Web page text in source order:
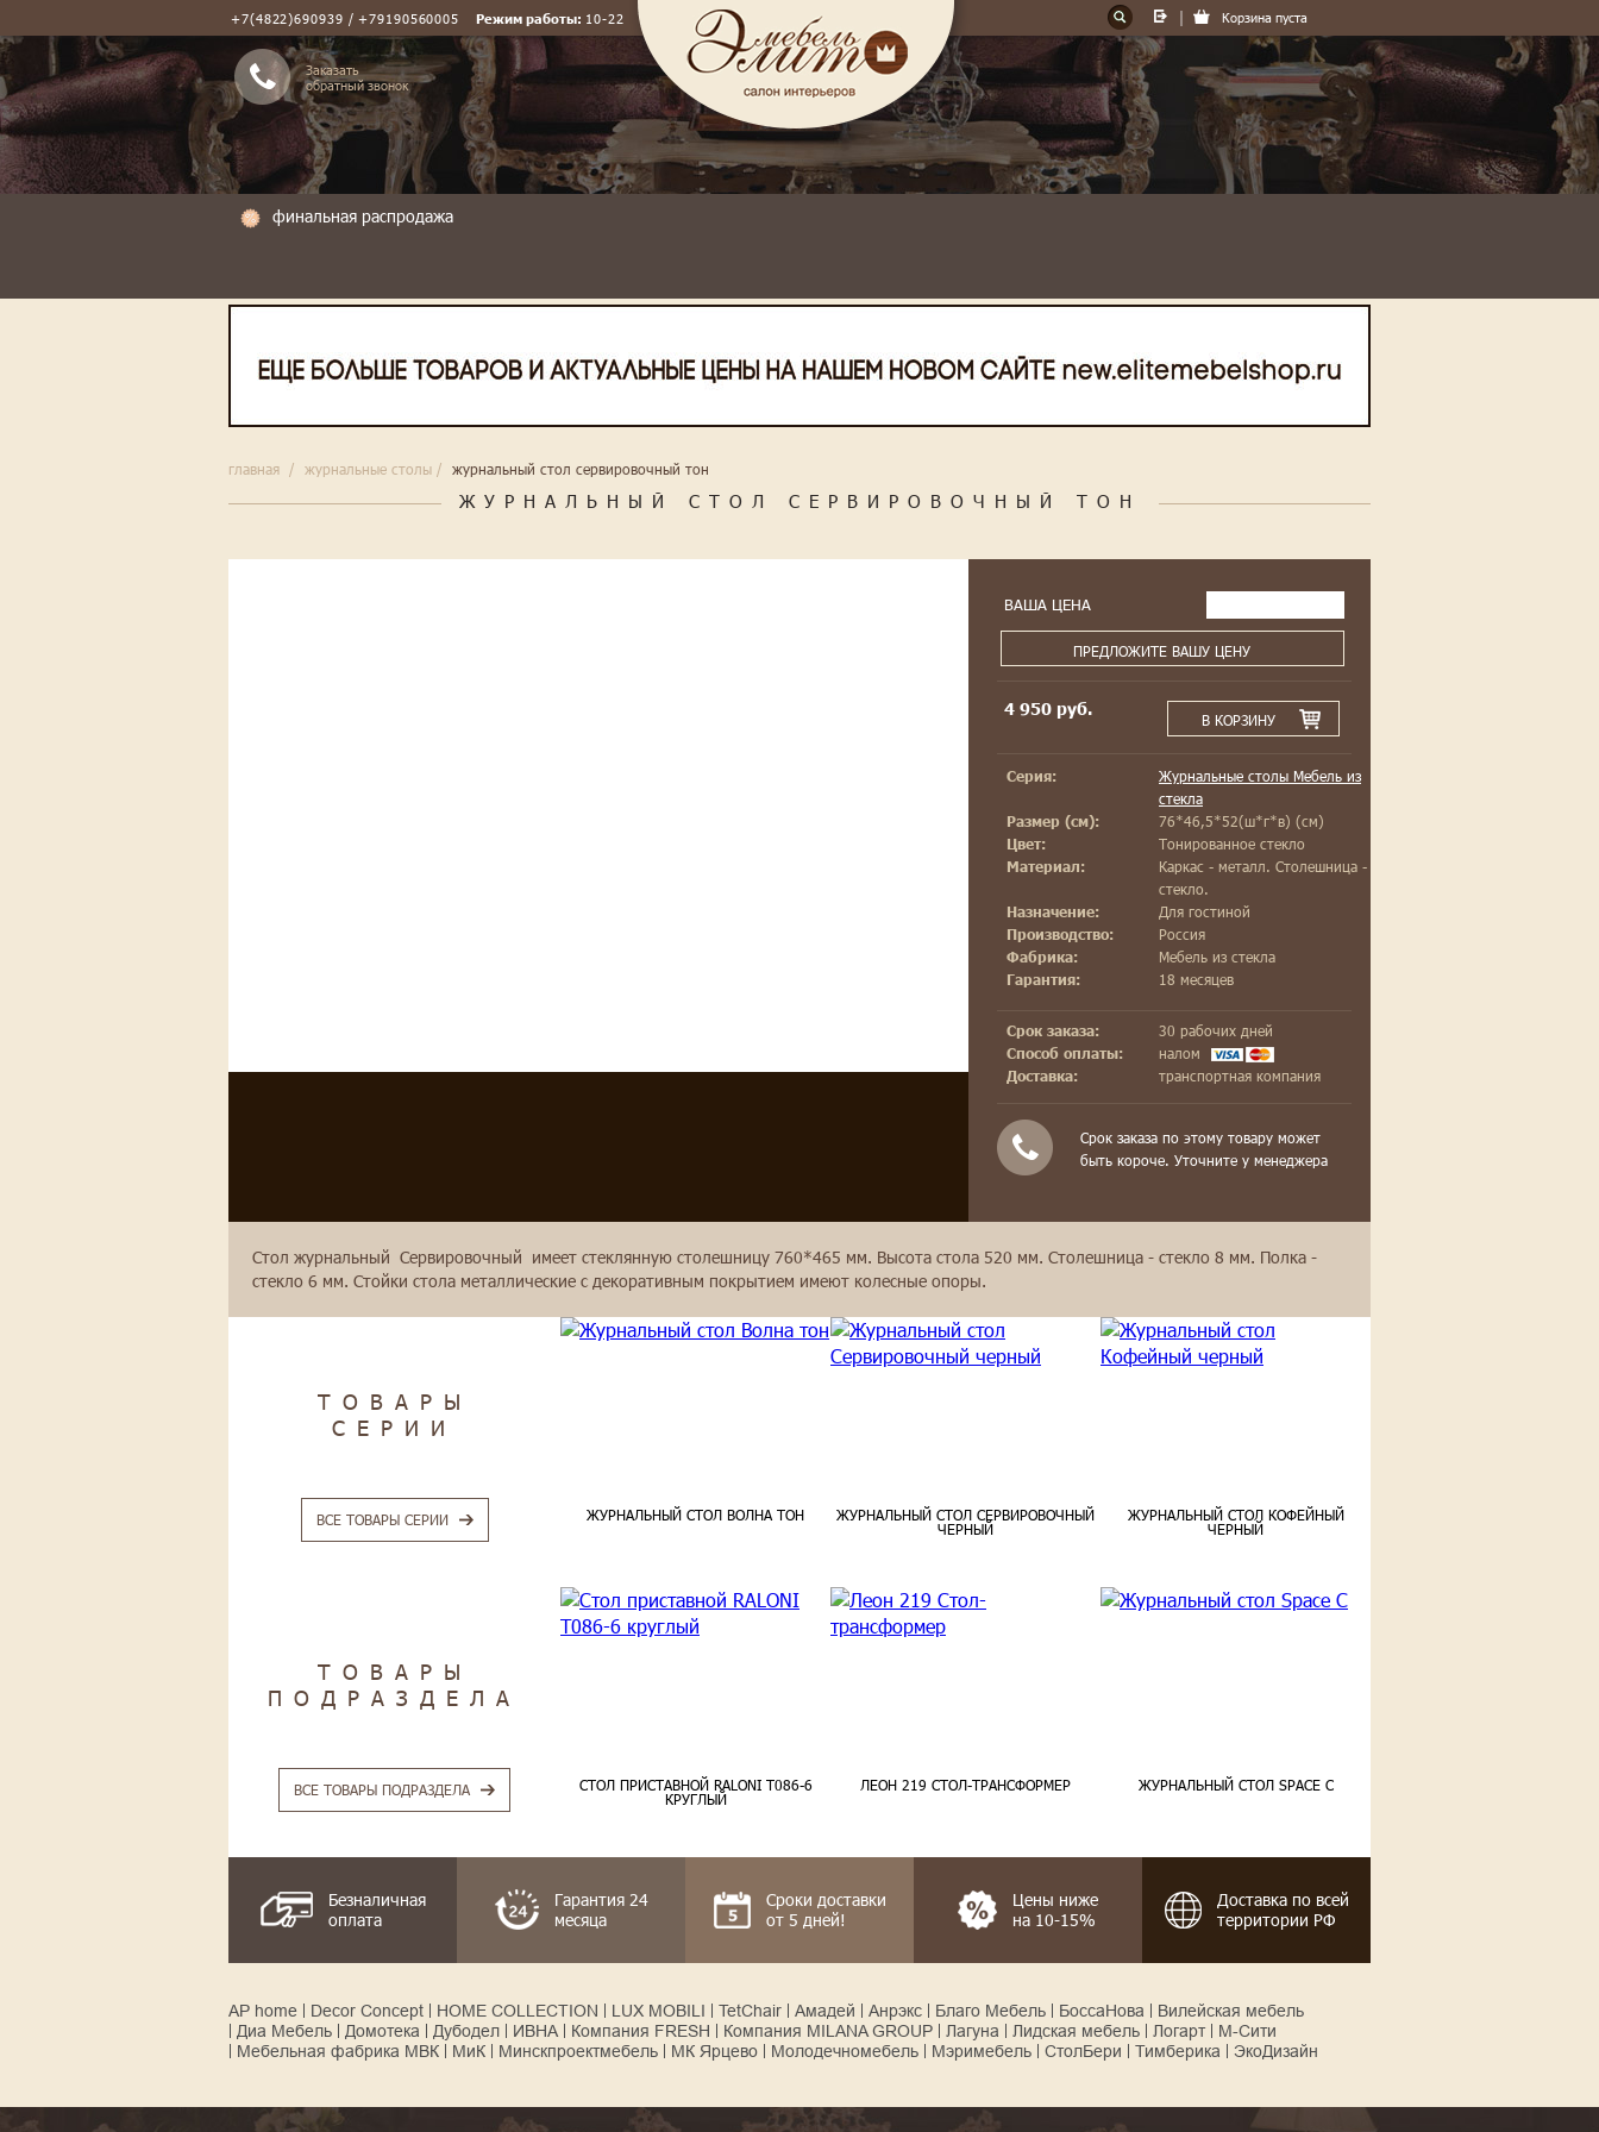
+7(4822)690939 / +79190560005 Режим работы: 10-22
Заказать
обратный звонок
Корзина пуста
финальная распродажа
главная / журнальные столы / журнальный стол сервировочный тон
ЖУРНАЛЬНЫЙ СТОЛ СЕРВИРОВОЧНЫЙ ТОН
ВАША ЦЕНА
ПРЕДЛОЖИТЕ ВАШУ ЦЕНУ
4 950 руб.
В КОРЗИНУ
Серия:
Журнальные столы Мебель из
стекла
Размер (см): 76*46,5*52(ш*г*в) (см)
Цвет: Тонированное стекло
Материал:
Каркас - металл. Столешница -
стекло.
Назначение: Для гостиной
Производство: Россия
Фабрика: Мебель из стекла
Гарантия: 18 месяцев
Срок заказа: 30 рабочих дней
Способ оплаты: налом
Доставка: транспортная компания
Срок заказа по этому товару может
быть короче. Уточните у менеджера
Стол журнальный Сервировочный имеет стеклянную столешницу 760*465 мм. Высота стола 520 мм. Столешница - стекло 8 мм. Полка -
стекло 6 мм. Стойки стола металлические c декоративным покрытием имеют колесные опоры.
ЖУРНАЛЬНЫЙ СТОЛ КОФЕЙНЫЙ
ЧЕРНЫЙ
ЖУРНАЛЬНЫЙ СТОЛ СЕРВИРОВОЧНЫЙ
ЧЕРНЫЙ
ЖУРНАЛЬНЫЙ СТОЛ ВОЛНА ТОН
ТОВАРЫ
СЕРИИ
ВСЕ ТОВАРЫ СЕРИИ
ЖУРНАЛЬНЫЙ СТОЛ SPACE C
ЛЕОН 219 СТОЛ-ТРАНСФОРМЕР
СТОЛ ПРИСТАВНОЙ RALONI T086-6
КРУГЛЫЙ
ТОВАРЫ
ПОДРАЗДЕЛА
ВСЕ ТОВАРЫ ПОДРАЗДЕЛА
Безналичная
оплата
Гарантия 24
месяца
Сроки доставки
от 5 дней!
Цены ниже
на 10-15%
Доставка по всей
территории РФ
AP home Decor Concept HOME COLLECTION LUX MOBILI TetChair Амадей Анрэкс Благо Мебель БоссаНова
Вилейская мебель
Диа Мебель
Домотека Дубодел ИВНА Компания FRESH Компания MILANA GROUP Лагуна Лидская мебель Логарт
М-Сити
Мебельная фабрика МВК
МиК Минскпроектмебель МК Ярцево Молодечномебель Мэримебель СтолБери Тимберика ЭкоДизайн